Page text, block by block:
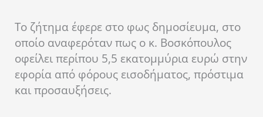
Το ζήτημα έφερε στο φως δημοσίευμα, στο
οποίο αναφερόταν πως ο κ. Βοσκόπουλος
οφείλει περίπου 5,5 εκατομμύρια ευρώ στην
εφορία από φόρους εισοδήματος, πρόστιμα
και προσαυξήσεις.